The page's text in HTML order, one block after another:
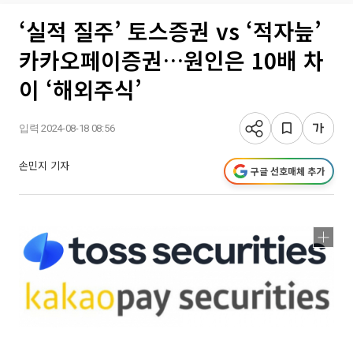
‘실적 질주’ 토스증권 vs ‘적자늪’
카카오페이증권…원인은 10배 차
이 ‘해외주식’
입력 2024-08-18 08:56
손민지 기자 구글 선호매체 추가